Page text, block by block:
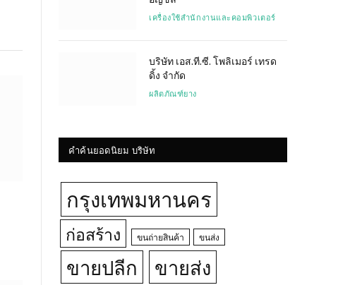
เครื่องใช้สำนักงานและคอมพิวเตอร์
บริษัท เอส.ที.ซี. โพลิเมอร์ เทรด
ดิ้ง จำกัด
ผลิตภัณฑ์ยาง
คำค้นยอดนิยม บริษัท
กรุงเทพมหานคร
ก่อสร้าง ขนถ่ายสินค้า ขนส่ง
ขายปลีก ขายส่ง